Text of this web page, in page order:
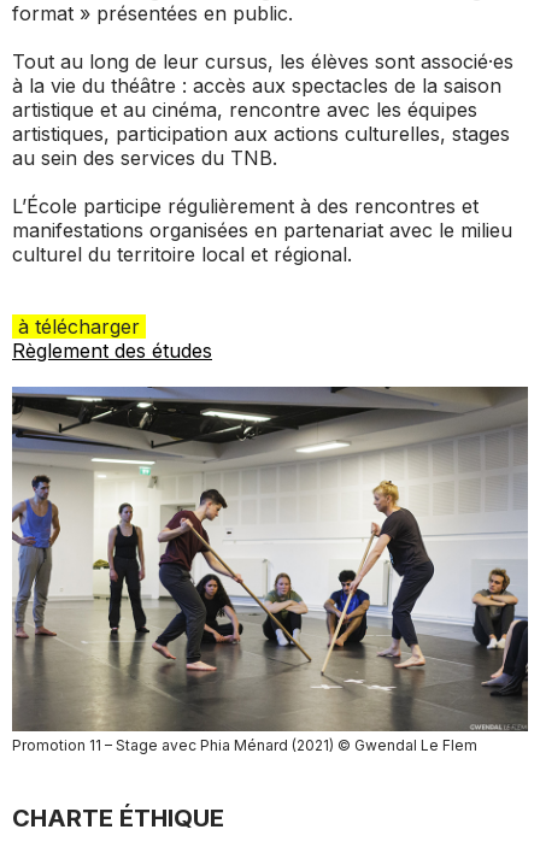
format » présentées en public.
Tout au long de leur cursus, les élèves sont associé·es
à la vie du théâtre : accès aux spectacles de la saison
artistique et au cinéma, rencontre avec les équipes
artistiques, participation aux actions culturelles, stages
au sein des services du TNB.
L’École participe régulièrement à des rencontres et
manifestations organisées en partenariat avec le milieu
culturel du territoire local et régional.
à télécharger
Règlement des études
Promotion 11 – Stage avec Phia Ménard (2021) © Gwendal Le Flem
CHARTE ÉTHIQUE